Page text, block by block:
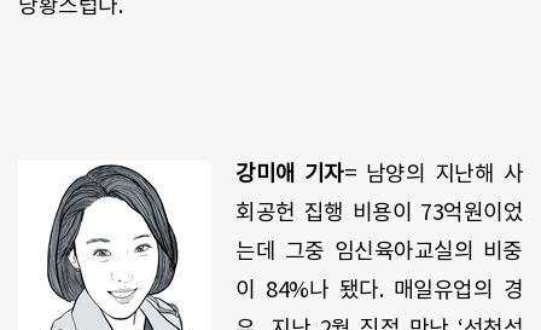
강미애 기자= 남양의 지난해 사
회공헌 집행 비용이 73억원이었
는데 그중 임신육아교실의 비중
이 84%나 됐다. 매일유업의 경